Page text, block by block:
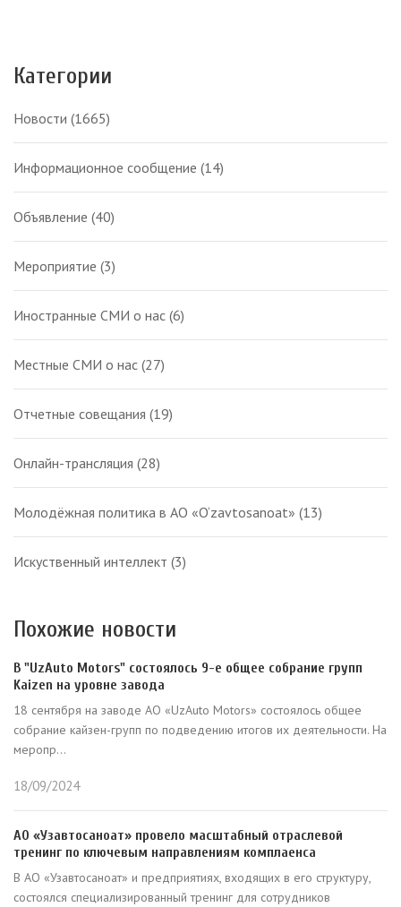
Категории
Новости (1665)
Информационное сообщение (14)
Объявление (40)
Мероприятие (3)
Иностранные СМИ о нас (6)
Местные СМИ о нас (27)
Отчетные совещания (19)
Онлайн-трансляция (28)
Молодёжная политика в АО «O‘zavtosanoat» (13)
Искуственный интеллект (3)
Похожие новости
В "UzAuto Motors" состоялось 9-е общее собрание групп
Kaizen на уровне завода
18 сентября на заводе АО «UzAuto Motors» состоялось общее
собрание кайзен-групп по подведению итогов их деятельности. На
меропр...
18/09/2024
АО «Узавтосаноат» провело масштабный отраслевой
тренинг по ключевым направлениям комплаенса
В АО «Узавтосаноат» и предприятиях, входящих в его структуру,
состоялся специализированный тренинг для сотрудников